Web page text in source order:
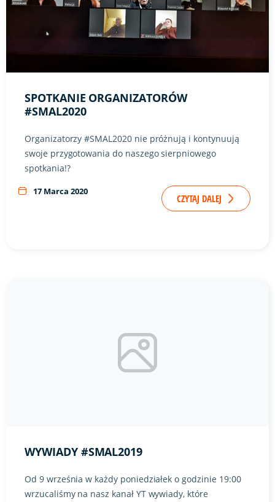
SPOTKANIE ORGANIZATORÓW
#SMAL2020
Organizatorzy #SMAL2020 nie próżnują i kontynuują
swoje przygotowania do naszego sierpniowego
spotkania!?
17 Marca 2020
CZYTAJ DALEJ
WYWIADY #SMAL2019
Od 9 września w każdy poniedziałek o godzinie 19:00
wrzucaliśmy na nasz kanał YT wywiady, które